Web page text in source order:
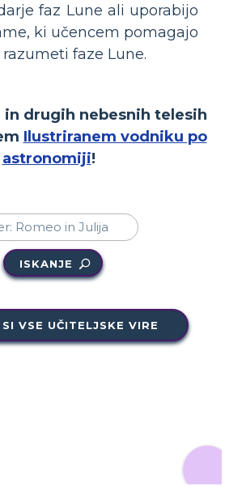
faz Lune ali uporabijo
ki učencem pomagajo
faze Lune.
in drugih nebesnih telesih
Ilustriranem vodniku po
astronomiji!
ISKANJE
VSE UČITELJSKE VIRE